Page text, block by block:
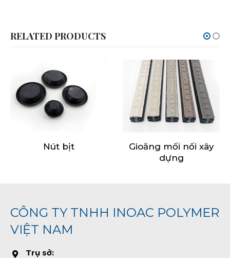
RELATED PRODUCTS
Gioăng mối nối xây
EPDM Grommets
CÔNG TY TNHH INOAC POLYMER
VIỆT NAM
Trụ sở: